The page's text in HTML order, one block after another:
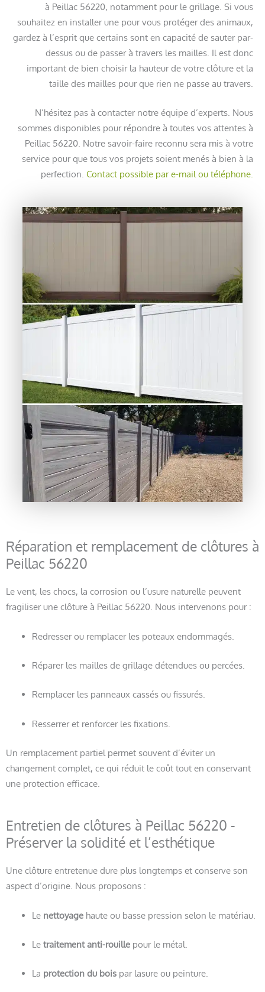
à Peillac 56220, notamment pour le grillage. Si vous
souhaitez en installer une pour vous protéger des animaux,
gardez à l’esprit que certains sont en capacité de sauter par-
dessus ou de passer à travers les mailles. Il est donc
important de bien choisir la hauteur de votre clôture et la
taille des mailles pour que rien ne passe au travers.
N’hésitez pas à contacter notre équipe d’experts. Nous
sommes disponibles pour répondre à toutes vos attentes à
Peillac 56220. Notre savoir-faire reconnu sera mis à votre
service pour que tous vos projets soient menés à bien à la
perfection. Contact possible par e-mail ou téléphone.
Réparation et remplacement de clôtures à
Peillac 56220
Le vent, les chocs, la corrosion ou l’usure naturelle peuvent
fragiliser une clôture à Peillac 56220. Nous intervenons pour :
Redresser ou remplacer les poteaux endommagés.
Réparer les mailles de grillage détendues ou percées.
Remplacer les panneaux cassés ou fissurés.
Resserrer et renforcer les fixations.
Un remplacement partiel permet souvent d’éviter un
changement complet, ce qui réduit le coût tout en conservant
une protection efficace.
Entretien de clôtures à Peillac 56220 -
Préserver la solidité et l’esthétique
Une clôture entretenue dure plus longtemps et conserve son
aspect d’origine. Nous proposons :
Le nettoyagehaute ou basse pression selon le matériau.
Le traitement anti-rouillepour le métal.
La protection du boispar lasure ou peinture.